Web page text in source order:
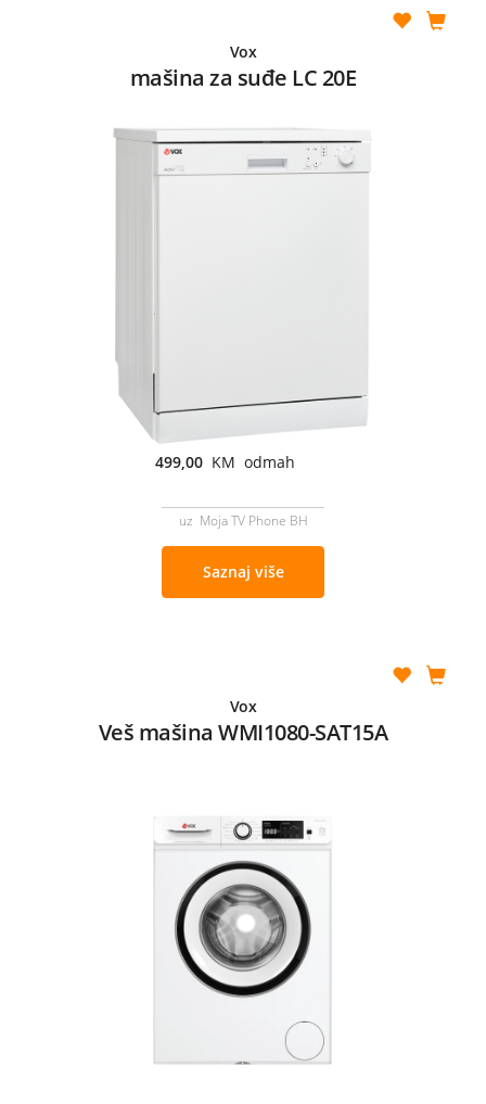
Vox
mašina za suđe LC 20E
499,00 KM odmah
uz Moja TV Phone BH
Saznaj više
Vox
Veš mašina WMI1080-SAT15A